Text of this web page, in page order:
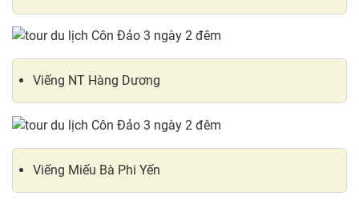
Viếng NT Hàng Dương
Viếng Miếu Bà Phi Yến